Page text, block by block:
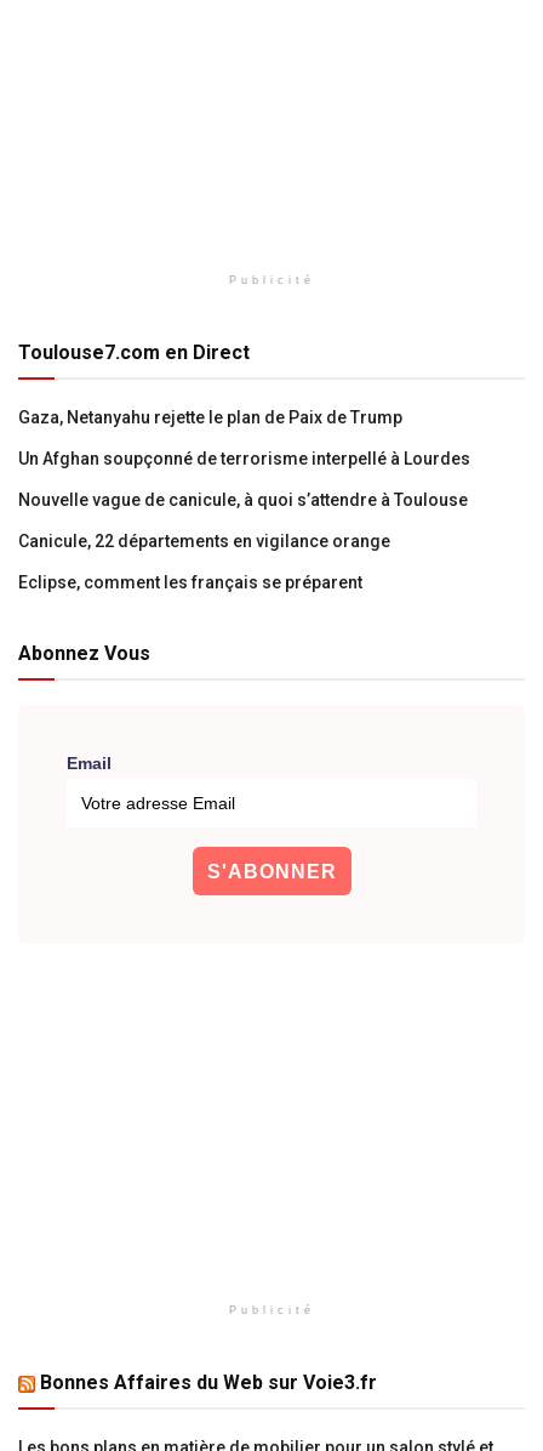
Publicité
Toulouse7.com en Direct
Gaza, Netanyahu rejette le plan de Paix de Trump
Un Afghan soupçonné de terrorisme interpellé à Lourdes
Nouvelle vague de canicule, à quoi s’attendre à Toulouse
Canicule, 22 départements en vigilance orange
Eclipse, comment les français se préparent
Abonnez Vous
Email
Publicité
Bonnes Affaires du Web sur Voie3.fr
Les bons plans en matière de mobilier pour un salon stylé et